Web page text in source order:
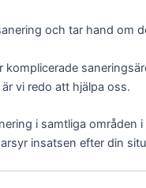
och tar hand om
komplicerade
vi redo att hjälpa oss.
i samtliga områden
insatsen efter din